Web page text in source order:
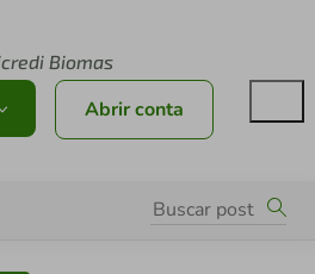
Biomas
Abrir conta